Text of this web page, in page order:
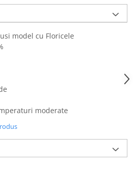
model cu Floricele
moderate